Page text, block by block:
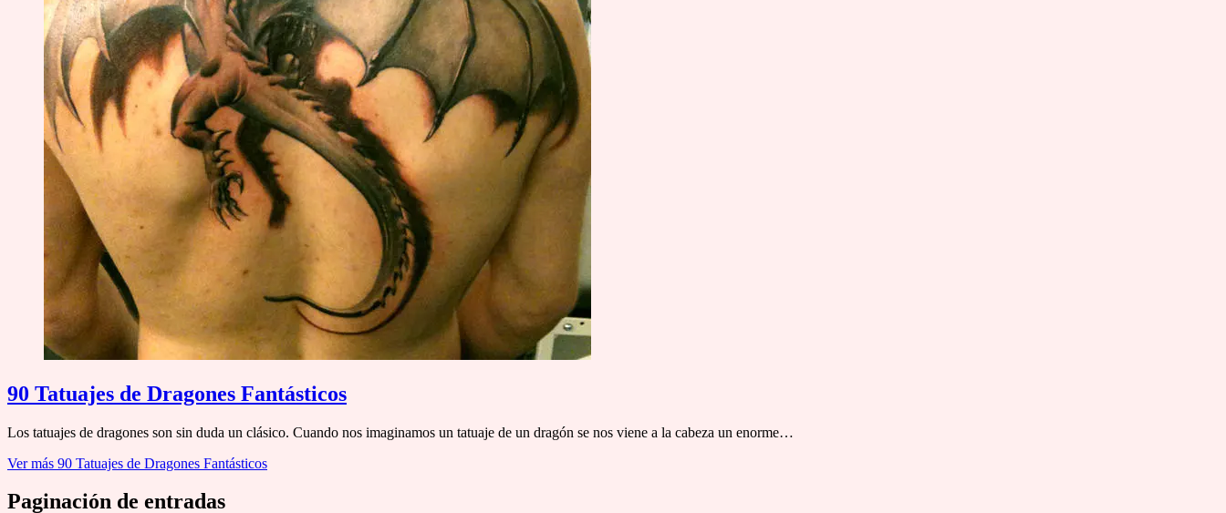
90 Tatuajes de Dragones Fantásticos
Los tatuajes de dragones son sin duda un clásico. Cuando nos imaginamos un tatuaje de un dragón se nos viene a la cabeza un enorme…
Ver más 90 Tatuajes de Dragones Fantásticos
Paginación de entradas